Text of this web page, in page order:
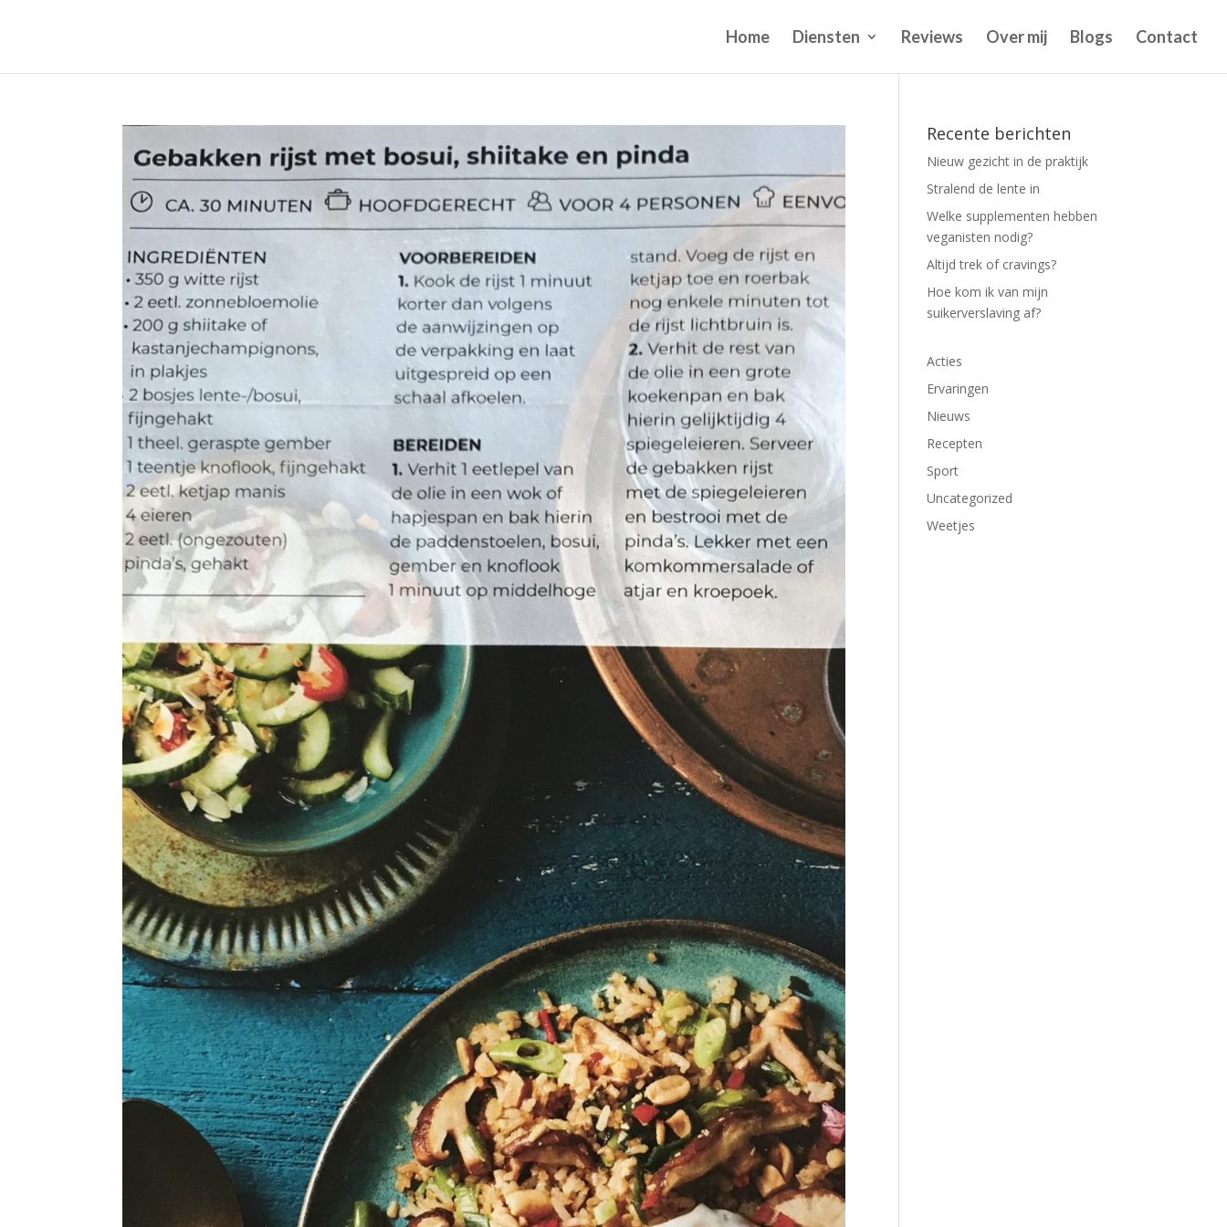
Home Diensten Reviews Over mij Blogs Contact
Recente berichten
Nieuw gezicht in de praktijk
Stralend de lente in
Welke supplementen hebben
veganisten nodig?
Altijd trek of cravings?
Hoe kom ik van mijn
suikerverslaving af?
Acties
Ervaringen
Nieuws
Recepten
Sport
Uncategorized
Weetjes